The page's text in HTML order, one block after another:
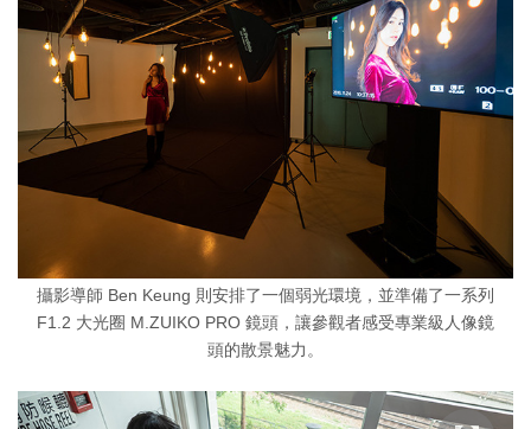
攝影導師 Ben Keung 則安排了一個弱光環境，並準備了一系列
F1.2 大光圈 M.ZUIKO PRO 鏡頭，讓參觀者感受專業級人像鏡
頭的散景魅力。